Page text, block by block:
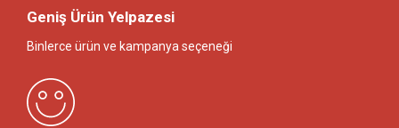
Geniş Ürün Yelpazesi
Binlerce ürün ve kampanya seçeneği